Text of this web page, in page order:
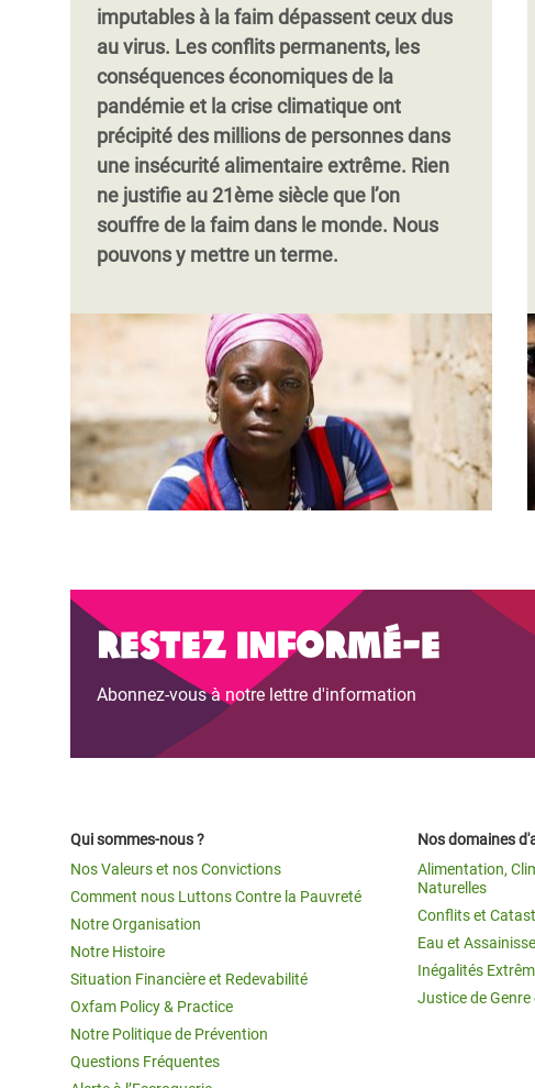
imputables à la faim dépassent ceux dus
au virus. Les conflits permanents, les
conséquences économiques de la
pandémie et la crise climatique ont
précipité des millions de personnes dans
une insécurité alimentaire extrême. Rien
ne justifie au 21ème siècle que l’on
souffre de la faim dans le monde. Nous
pouvons y mettre un terme.
Restez informé-e
Abonnez-vous à notre lettre d'information
Qui sommes-nous ?
Nos Valeurs et nos Convictions
Comment nous Luttons Contre la Pauvreté
Notre Organisation
Notre Histoire
Situation Financière et Redevabilité
Oxfam Policy & Practice
Notre Politique de Prévention
Questions Fréquentes
Nos domaines
Alimentation,
Naturelles
Conflits et
Eau et
Inégalités
Justice de